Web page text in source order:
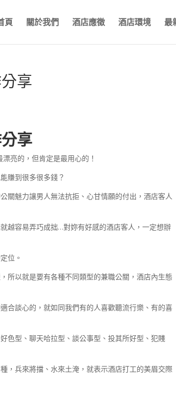
頁 關於我們 酒店應徵 酒店環境 最
享
享
亮的，但肯定是最用心的！
賺到很多很多錢？
關魅力讓男人無法抗拒、心甘情願的付出，酒店客人
越容易弄巧成拙…對妳有好感的酒店客人，一定想辦
位。
所以就是要有各種不同類型的兼職公關，酒店內生態
合談心的，就如同我們有的人喜歡聽流行樂、有的喜
色型、聊天哈拉型、談公事型、投其所好型、犯賤
，兵來將擋、水來土淹，就表示酒店打工的美眉交際